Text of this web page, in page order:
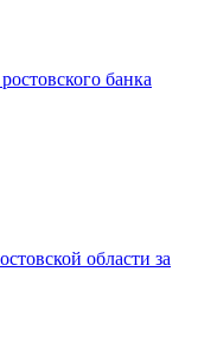
банка
области за